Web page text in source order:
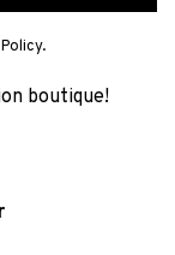
boutique!